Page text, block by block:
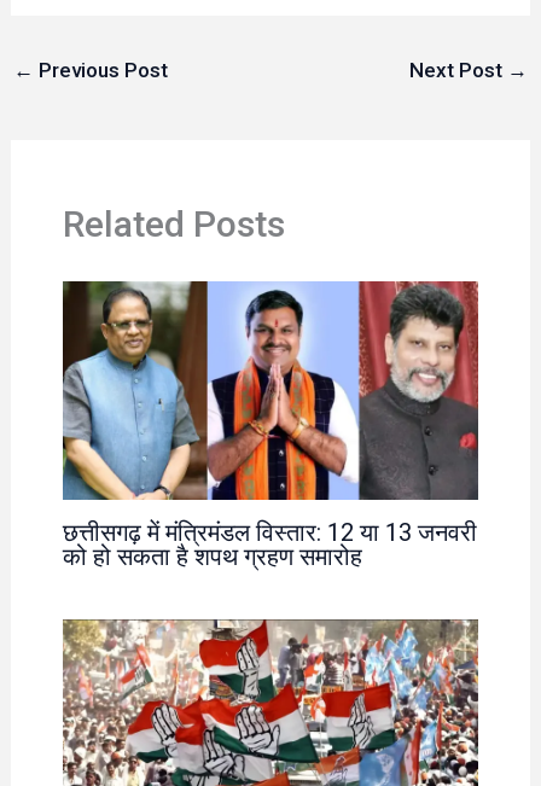
← Previous Post Next Post →
Related Posts
छत्तीसगढ़ में मंत्रिमंडल विस्तार: 12 या 13 जनवरी
को हो सकता है शपथ ग्रहण समारोह